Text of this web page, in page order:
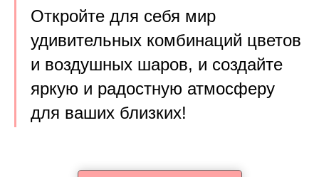
Откройте для себя мир
удивительных комбинаций цветов
и воздушных шаров, и создайте
яркую и радостную атмосферу
для ваших близких!